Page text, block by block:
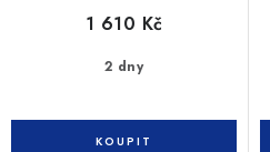
2 dny
1 610 Kč